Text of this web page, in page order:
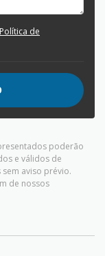
Política de
poderão
e válidos de
aviso prévio.
de nossos